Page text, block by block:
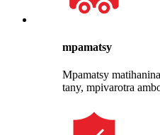
mpamatsy
Mpamatsy
tany, mpivarotra